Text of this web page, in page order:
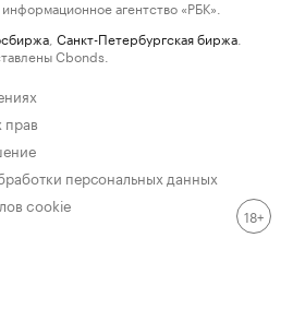
агентство «РБК».
Санкт-Петербургская биржа
Cbonds.
персональных данных
cookie
18+